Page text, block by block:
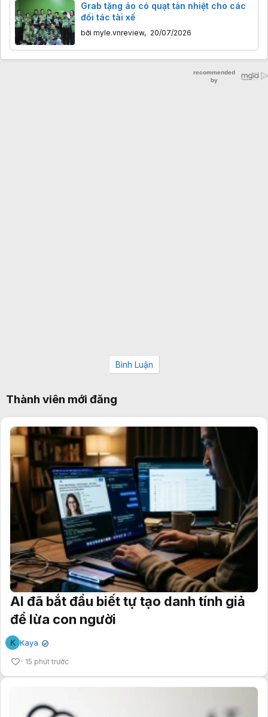
Grab tặng áo có quạt tản nhiệt cho các
đối tác tài xế
bởi myle.vnreview, 20/07/2026
Bình Luận
Thành viên mới đăng
AI đã bắt đầu biết tự tạo danh tính giả
để lừa con người
K Kaya ✔
15 phút trước